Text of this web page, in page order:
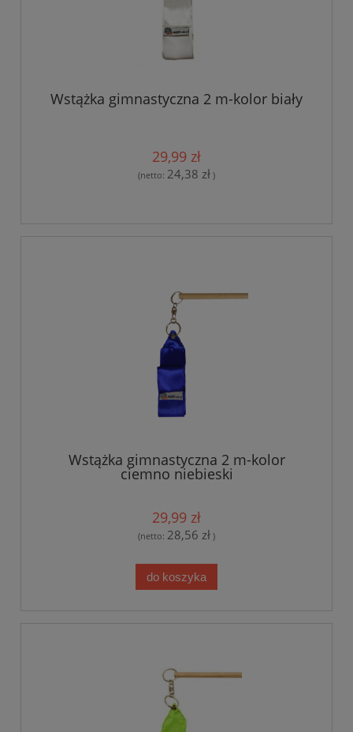
Wstążka gimnastyczna 2 m-kolor biały
29,99 zł
(netto: 24,38 zł )
Wstążka gimnastyczna 2 m-kolor
ciemno niebieski
29,99 zł
(netto: 28,56 zł )
do koszyka